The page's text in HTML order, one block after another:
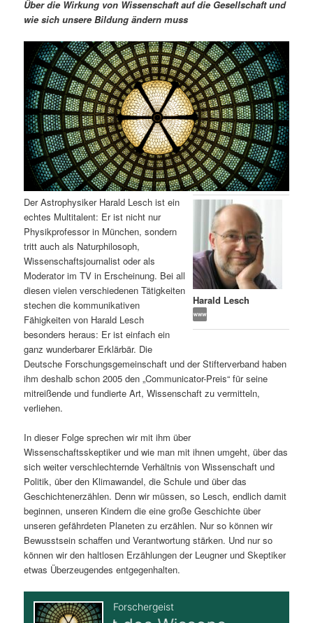
r
e
n
I
n
h
a
l
t
s
p
r
n
g
e
n
d
ä
r
e
n
I
n
h
a
l
t
s
r
i
n
g
e
n
n
a
a
t
i
o
n
Über die Wirkung von Wissenschaft auf die Gesellschaft und
wie sich unsere Bildung ändern muss
Harald Lesch
Der Astrophysiker Harald Lesch ist ein
echtes Multitalent: Er ist nicht nur
Physikprofessor in München, sondern
tritt auch als Naturphilosoph,
Wissenschaftsjournalist oder als
Moderator im TV in Erscheinung. Bei all
diesen vielen verschiedenen Tätigkeiten
stechen die kommunikativen
Fähigkeiten von Harald Lesch
besonders heraus: Er ist einfach ein
ganz wunderbarer Erklärbär. Die
Deutsche Forschungsgemeinschaft und der Stifterverband haben
ihm deshalb schon 2005 den „Communicator-Preis“ für seine
mitreißende und fundierte Art, Wissenschaft zu vermitteln,
verliehen.
In dieser Folge sprechen wir mit ihm über
Wissenschaftsskeptiker und wie man mit ihnen umgeht, über das
sich weiter verschlechternde Verhältnis von Wissenschaft und
Politik, über den Klimawandel, die Schule und über das
Geschichtenerzählen. Denn wir müssen, so Lesch, endlich damit
beginnen, unseren Kindern die eine große Geschichte über
unseren gefährdeten Planeten zu erzählen. Nur so können wir
Bewusstsein schaffen und Verantwortung stärken. Und nur so
können wir den haltlosen Erzählungen der Leugner und Skeptiker
etwas Überzeugendes entgegenhalten.